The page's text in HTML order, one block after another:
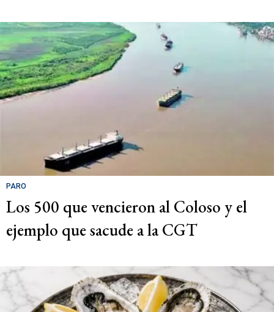
PARO
Los 500 que vencieron al Coloso y el
ejemplo que sacude a la CGT